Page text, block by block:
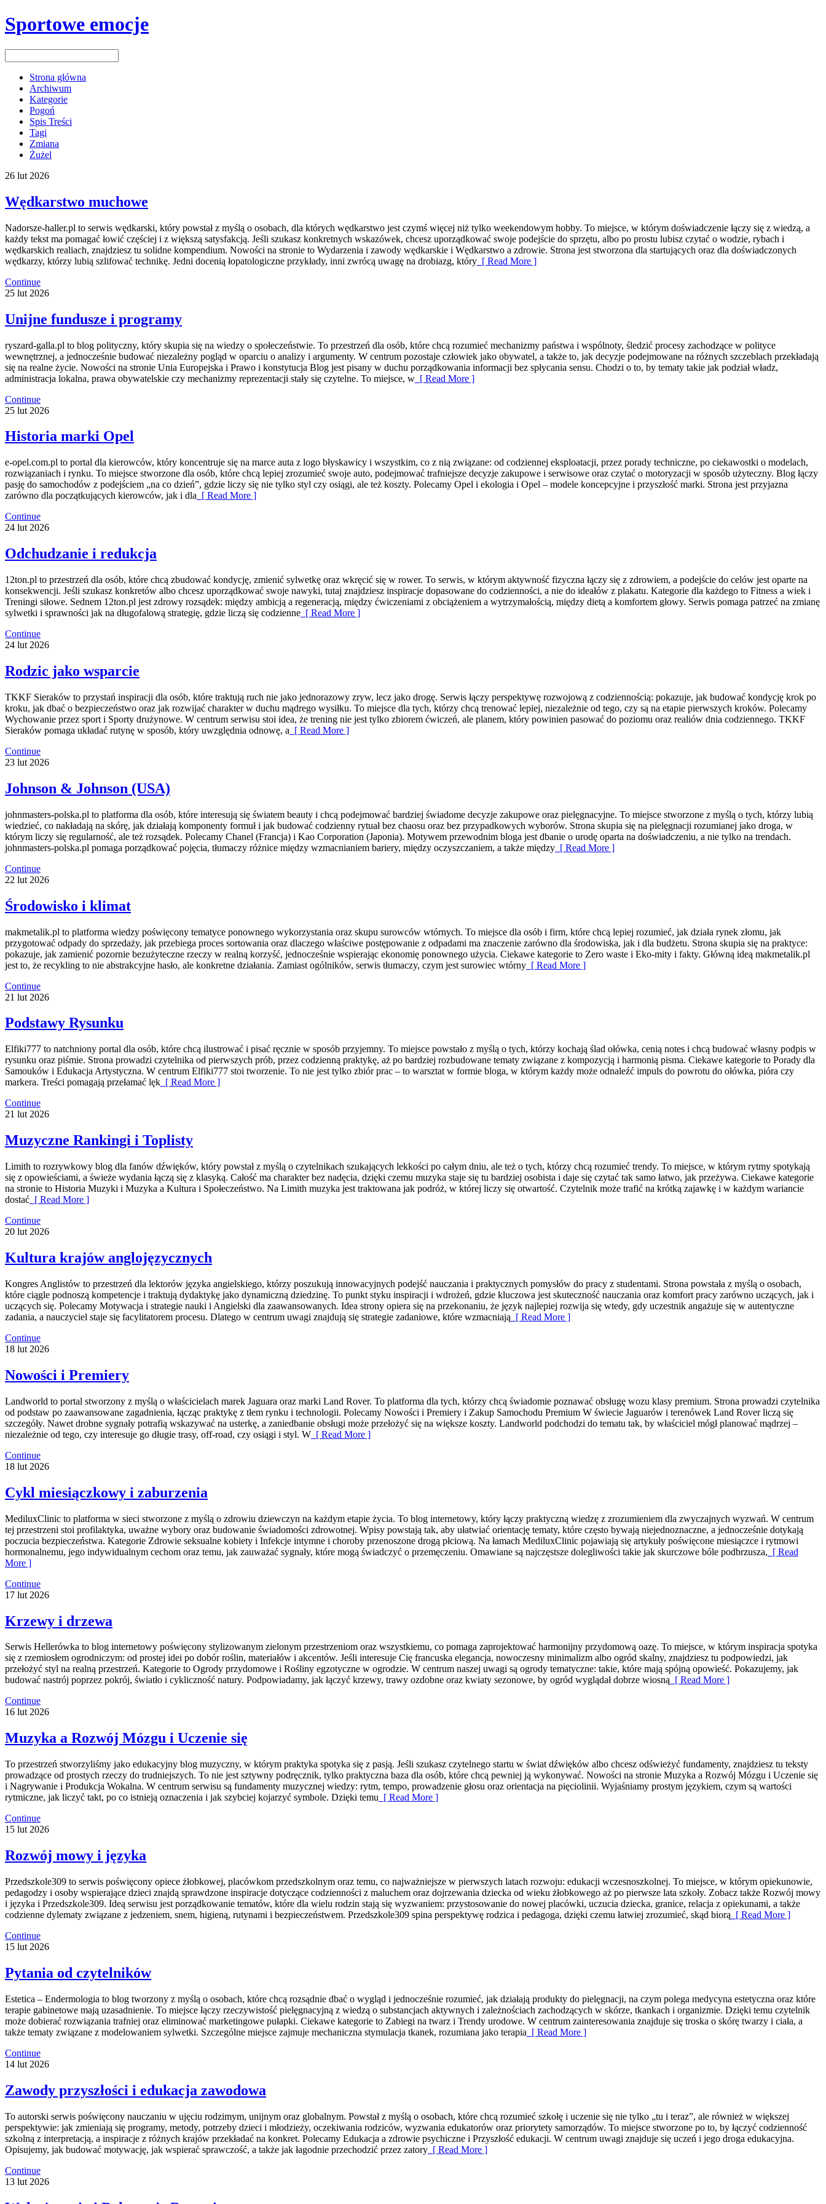
Sportowe emocje
Strona główna
Archiwum
Kategorie
Pogoń
Spis Treści
Tagi
Zmiana
Żużel
26 lut 2026
Wędkarstwo muchowe
Nadorsze-haller.pl to serwis wędkarski, który powstał z myślą o osobach, dla których wędkarstwo jest czymś więcej niż tylko weekendowym hobby. To miejsce, w którym doświadczenie łączy się z wiedzą, a
każdy tekst ma pomagać łowić częściej i z większą satysfakcją. Jeśli szukasz konkretnych wskazówek, chcesz uporządkować swoje podejście do sprzętu, albo po prostu lubisz czytać o wodzie, rybach i
wędkarskich realiach, znajdziesz tu solidne kompendium. Nowości na stronie to Wydarzenia i zawody wędkarskie i Wędkarstwo a zdrowie. Strona jest stworzona dla startujących oraz dla doświadczonych
wędkarzy, którzy lubią szlifować technikę. Jedni docenią łopatologiczne przykłady, inni zwrócą uwagę na drobiazg, który [ Read More ]
Continue
25 lut 2026
Unijne fundusze i programy
ryszard-galla.pl to blog polityczny, który skupia się na wiedzy o społeczeństwie. To przestrzeń dla osób, które chcą rozumieć mechanizmy państwa i wspólnoty, śledzić procesy zachodzące w polityce
wewnętrznej, a jednocześnie budować niezależny pogląd w oparciu o analizy i argumenty. W centrum pozostaje człowiek jako obywatel, a także to, jak decyzje podejmowane na różnych szczeblach przekładają
się na realne życie. Nowości na stronie Unia Europejska i Prawo i konstytucja Blog jest pisany w duchu porządkowania informacji bez spłycania sensu. Chodzi o to, by tematy takie jak podział władz,
administracja lokalna, prawa obywatelskie czy mechanizmy reprezentacji stały się czytelne. To miejsce, w [ Read More ]
Continue
25 lut 2026
Historia marki Opel
e-opel.com.pl to portal dla kierowców, który koncentruje się na marce auta z logo błyskawicy i wszystkim, co z nią związane: od codziennej eksploatacji, przez porady techniczne, po ciekawostki o modelach,
rozwiązaniach i rynku. To miejsce stworzone dla osób, które chcą lepiej zrozumieć swoje auto, podejmować trafniejsze decyzje zakupowe i serwisowe oraz czytać o motoryzacji w sposób użyteczny. Blog łączy
pasję do samochodów z podejściem „na co dzień”, gdzie liczy się nie tylko styl czy osiągi, ale też koszty. Polecamy Opel i ekologia i Opel – modele koncepcyjne i przyszłość marki. Strona jest przyjazna
zarówno dla początkujących kierowców, jak i dla [ Read More ]
Continue
24 lut 2026
Odchudzanie i redukcja
12ton.pl to przestrzeń dla osób, które chcą zbudować kondycję, zmienić sylwetkę oraz wkręcić się w rower. To serwis, w którym aktywność fizyczna łączy się z zdrowiem, a podejście do celów jest oparte na
konsekwencji. Jeśli szukasz konkretów albo chcesz uporządkować swoje nawyki, tutaj znajdziesz inspiracje dopasowane do codzienności, a nie do ideałów z plakatu. Kategorie dla każdego to Fitness a wiek i
Treningi siłowe. Sednem 12ton.pl jest zdrowy rozsądek: między ambicją a regeneracją, między ćwiczeniami z obciążeniem a wytrzymałością, między dietą a komfortem głowy. Serwis pomaga patrzeć na zmianę
sylwetki i sprawności jak na długofalową strategię, gdzie liczą się codzienne [ Read More ]
Continue
24 lut 2026
Rodzic jako wsparcie
TKKF Sieraków to przystań inspiracji dla osób, które traktują ruch nie jako jednorazowy zryw, lecz jako drogę. Serwis łączy perspektywę rozwojową z codziennością: pokazuje, jak budować kondycję krok po
kroku, jak dbać o bezpieczeństwo oraz jak rozwijać charakter w duchu mądrego wysiłku. To miejsce dla tych, którzy chcą trenować lepiej, niezależnie od tego, czy są na etapie pierwszych kroków. Polecamy
Wychowanie przez sport i Sporty drużynowe. W centrum serwisu stoi idea, że trening nie jest tylko zbiorem ćwiczeń, ale planem, który powinien pasować do poziomu oraz realiów dnia codziennego. TKKF
Sieraków pomaga układać rutynę w sposób, który uwzględnia odnowę, a [ Read More ]
Continue
23 lut 2026
Johnson & Johnson (USA)
johnmasters-polska.pl to platforma dla osób, które interesują się światem beauty i chcą podejmować bardziej świadome decyzje zakupowe oraz pielęgnacyjne. To miejsce stworzone z myślą o tych, którzy lubią
wiedzieć, co nakładają na skórę, jak działają komponenty formuł i jak budować codzienny rytuał bez chaosu oraz bez przypadkowych wyborów. Strona skupia się na pielęgnacji rozumianej jako droga, w
którym liczy się regularność, ale też rozsądek. Polecamy Chanel (Francja) i Kao Corporation (Japonia). Motywem przewodnim bloga jest dbanie o urodę oparta na doświadczeniu, a nie tylko na trendach.
johnmasters-polska.pl pomaga porządkować pojęcia, tłumaczy różnice między wzmacnianiem bariery, między oczyszczaniem, a także między [ Read More ]
Continue
22 lut 2026
Środowisko i klimat
makmetalik.pl to platforma wiedzy poświęcony tematyce ponownego wykorzystania oraz skupu surowców wtórnych. To miejsce dla osób i firm, które chcą lepiej rozumieć, jak działa rynek złomu, jak
przygotować odpady do sprzedaży, jak przebiega proces sortowania oraz dlaczego właściwe postępowanie z odpadami ma znaczenie zarówno dla środowiska, jak i dla budżetu. Strona skupia się na praktyce:
pokazuje, jak zamienić pozornie bezużyteczne rzeczy w realną korzyść, jednocześnie wspierając ekonomię ponownego użycia. Ciekawe kategorie to Zero waste i Eko-mity i fakty. Główną ideą makmetalik.pl
jest to, że recykling to nie abstrakcyjne hasło, ale konkretne działania. Zamiast ogólników, serwis tłumaczy, czym jest surowiec wtórny [ Read More ]
Continue
21 lut 2026
Podstawy Rysunku
Elfiki777 to natchniony portal dla osób, które chcą ilustrować i pisać ręcznie w sposób przyjemny. To miejsce powstało z myślą o tych, którzy kochają ślad ołówka, cenią notes i chcą budować własny podpis w
rysunku oraz piśmie. Strona prowadzi czytelnika od pierwszych prób, przez codzienną praktykę, aż po bardziej rozbudowane tematy związane z kompozycją i harmonią pisma. Ciekawe kategorie to Porady dla
Samouków i Edukacja Artystyczna. W centrum Elfiki777 stoi tworzenie. To nie jest tylko zbiór prac – to warsztat w formie bloga, w którym każdy może odnaleźć impuls do powrotu do ołówka, pióra czy
markera. Treści pomagają przełamać lęk [ Read More ]
Continue
21 lut 2026
Muzyczne Rankingi i Toplisty
Limith to rozrywkowy blog dla fanów dźwięków, który powstał z myślą o czytelnikach szukających lekkości po całym dniu, ale też o tych, którzy chcą rozumieć trendy. To miejsce, w którym rytmy spotykają
się z opowieściami, a świeże wydania łączą się z klasyką. Całość ma charakter bez nadęcia, dzięki czemu muzyka staje się tu bardziej osobista i daje się czytać tak samo łatwo, jak przeżywa. Ciekawe kategorie
na stronie to Historia Muzyki i Muzyka a Kultura i Społeczeństwo. Na Limith muzyka jest traktowana jak podróż, w której liczy się otwartość. Czytelnik może trafić na krótką zajawkę i w każdym wariancie
dostać [ Read More ]
Continue
20 lut 2026
Kultura krajów anglojęzycznych
Kongres Anglistów to przestrzeń dla lektorów języka angielskiego, którzy poszukują innowacyjnych podejść nauczania i praktycznych pomysłów do pracy z studentami. Strona powstała z myślą o osobach,
które ciągle podnoszą kompetencje i traktują dydaktykę jako dynamiczną dziedzinę. To punkt styku inspiracji i wdrożeń, gdzie kluczowa jest skuteczność nauczania oraz komfort pracy zarówno uczących, jak i
uczących się. Polecamy Motywacja i strategie nauki i Angielski dla zaawansowanych. Idea strony opiera się na przekonaniu, że język najlepiej rozwija się wtedy, gdy uczestnik angażuje się w autentyczne
zadania, a nauczyciel staje się facylitatorem procesu. Dlatego w centrum uwagi znajdują się strategie zadaniowe, które wzmacniają [ Read More ]
Continue
18 lut 2026
Nowości i Premiery
Landworld to portal stworzony z myślą o właścicielach marek Jaguara oraz marki Land Rover. To platforma dla tych, którzy chcą świadomie poznawać obsługę wozu klasy premium. Strona prowadzi czytelnika
od podstaw po zaawansowane zagadnienia, łącząc praktykę z tłem rynku i technologii. Polecamy Nowości i Premiery i Zakup Samochodu Premium W świecie Jaguarów i terenówek Land Rover liczą się
szczegóły. Nawet drobne sygnały potrafią wskazywać na usterkę, a zaniedbanie obsługi może przełożyć się na większe koszty. Landworld podchodzi do tematu tak, by właściciel mógł planować mądrzej –
niezależnie od tego, czy interesuje go długie trasy, off-road, czy osiągi i styl. W [ Read More ]
Continue
18 lut 2026
Cykl miesiączkowy i zaburzenia
MediluxClinic to platforma w sieci stworzone z myślą o zdrowiu dziewczyn na każdym etapie życia. To blog internetowy, który łączy praktyczną wiedzę z zrozumieniem dla zwyczajnych wyzwań. W centrum
tej przestrzeni stoi profilaktyka, uważne wybory oraz budowanie świadomości zdrowotnej. Wpisy powstają tak, aby ułatwiać orientację tematy, które często bywają niejednoznaczne, a jednocześnie dotykają
poczucia bezpieczeństwa. Kategorie Zdrowie seksualne kobiety i Infekcje intymne i choroby przenoszone drogą płciową. Na łamach MediluxClinic pojawiają się artykuły poświęcone miesiączce i rytmowi
hormonalnemu, jego indywidualnym cechom oraz temu, jak zauważać sygnały, które mogą świadczyć o przemęczeniu. Omawiane są najczęstsze dolegliwości takie jak skurczowe bóle podbrzusza, [ Read
More ]
Continue
17 lut 2026
Krzewy i drzewa
Serwis Hellerówka to blog internetowy poświęcony stylizowanym zielonym przestrzeniom oraz wszystkiemu, co pomaga zaprojektować harmonijny przydomową oazę. To miejsce, w którym inspiracja spotyka
się z rzemiosłem ogrodniczym: od prostej idei po dobór roślin, materiałów i akcentów. Jeśli interesuje Cię francuska elegancja, nowoczesny minimalizm albo ogród skalny, znajdziesz tu podpowiedzi, jak
przełożyć styl na realną przestrzeń. Kategorie to Ogrody przydomowe i Rośliny egzotyczne w ogrodzie. W centrum naszej uwagi są ogrody tematyczne: takie, które mają spójną opowieść. Pokazujemy, jak
budować nastrój poprzez pokrój, światło i cykliczność natury. Podpowiadamy, jak łączyć krzewy, trawy ozdobne oraz kwiaty sezonowe, by ogród wyglądał dobrze wiosną [ Read More ]
Continue
16 lut 2026
Muzyka a Rozwój Mózgu i Uczenie się
To przestrzeń stworzyliśmy jako edukacyjny blog muzyczny, w którym praktyka spotyka się z pasją. Jeśli szukasz czytelnego startu w świat dźwięków albo chcesz odświeżyć fundamenty, znajdziesz tu teksty
prowadzące od prostych rzeczy do trudniejszych. To nie jest sztywny podręcznik, tylko praktyczna baza dla osób, które chcą pewniej ją wykonywać. Nowości na stronie Muzyka a Rozwój Mózgu i Uczenie się
i Nagrywanie i Produkcja Wokalna. W centrum serwisu są fundamenty muzycznej wiedzy: rytm, tempo, prowadzenie głosu oraz orientacja na pięciolinii. Wyjaśniamy prostym językiem, czym są wartości
rytmiczne, jak liczyć takt, po co istnieją oznaczenia i jak szybciej kojarzyć symbole. Dzięki temu [ Read More ]
Continue
15 lut 2026
Rozwój mowy i języka
Przedszkole309 to serwis poświęcony opiece żłobkowej, placówkom przedszkolnym oraz temu, co najważniejsze w pierwszych latach rozwoju: edukacji wczesnoszkolnej. To miejsce, w którym opiekunowie,
pedagodzy i osoby wspierające dzieci znajdą sprawdzone inspiracje dotyczące codzienności z maluchem oraz dojrzewania dziecka od wieku żłobkowego aż po pierwsze lata szkoły. Zobacz także Rozwój mowy
i języka i Przedszkole309. Ideą serwisu jest porządkowanie tematów, które dla wielu rodzin stają się wyzwaniem: przystosowanie do nowej placówki, uczucia dziecka, granice, relacja z opiekunami, a także
codzienne dylematy związane z jedzeniem, snem, higieną, rutynami i bezpieczeństwem. Przedszkole309 spina perspektywę rodzica i pedagoga, dzięki czemu łatwiej zrozumieć, skąd biorą [ Read More ]
Continue
15 lut 2026
Pytania od czytelników
Estetica – Endermologia to blog tworzony z myślą o osobach, które chcą rozsądnie dbać o wygląd i jednocześnie rozumieć, jak działają produkty do pielęgnacji, na czym polega medycyna estetyczna oraz które
terapie gabinetowe mają uzasadnienie. To miejsce łączy rzeczywistość pielęgnacyjną z wiedzą o substancjach aktywnych i zależnościach zachodzących w skórze, tkankach i organizmie. Dzięki temu czytelnik
może dobierać rozwiązania trafniej oraz eliminować marketingowe pułapki. Ciekawe kategorie to Zabiegi na twarz i Trendy urodowe. W centrum zainteresowania znajduje się troska o skórę twarzy i ciała, a
także tematy związane z modelowaniem sylwetki. Szczególne miejsce zajmuje mechaniczna stymulacja tkanek, rozumiana jako terapia [ Read More ]
Continue
14 lut 2026
Zawody przyszłości i edukacja zawodowa
To autorski serwis poświęcony nauczaniu w ujęciu rodzimym, unijnym oraz globalnym. Powstał z myślą o osobach, które chcą rozumieć szkołę i uczenie się nie tylko „tu i teraz”, ale również w większej
perspektywie: jak zmieniają się programy, metody, potrzeby dzieci i młodzieży, oczekiwania rodziców, wyzwania edukatorów oraz priorytety samorządów. To miejsce stworzone po to, by łączyć codzienność
szkolną z interpretacją, a inspiracje z różnych krajów przekładać na konkret. Polecamy Edukacja a zdrowie psychiczne i Przyszłość edukacji. W centrum uwagi znajduje się uczeń i jego droga edukacyjna.
Opisujemy, jak budować motywację, jak wspierać sprawczość, a także jak łagodnie przechodzić przez zatory [ Read More ]
Continue
13 lut 2026